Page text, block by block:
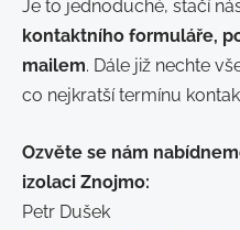
Je to jednoduché, stačí
kontaktního formuláře,
mailem. Dále již nechte
co nejkratší termínu
Ozvěte se nám
izolaci Znojmo:
Petr Dušek